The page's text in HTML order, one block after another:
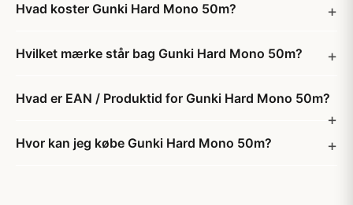
Hvad koster Gunki Hard Mono 50m?
Hvilket mærke står bag Gunki Hard Mono 50m?
Hvad er EAN / Produktid for Gunki Hard Mono 50m?
Hvor kan jeg købe Gunki Hard Mono 50m?